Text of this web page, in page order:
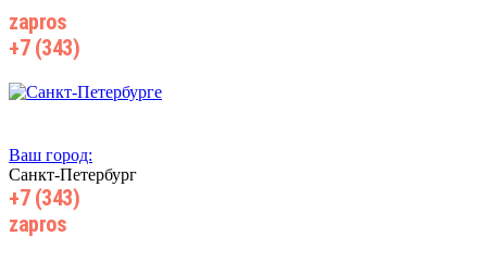
zapros
+7 (343)
Ваш город:
Санкт-Петербург
+7 (343)
zapros